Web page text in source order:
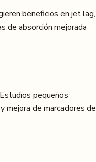
beneficios en jet lag,
de absorción mejorada
pequeños
mejora de marcadores de